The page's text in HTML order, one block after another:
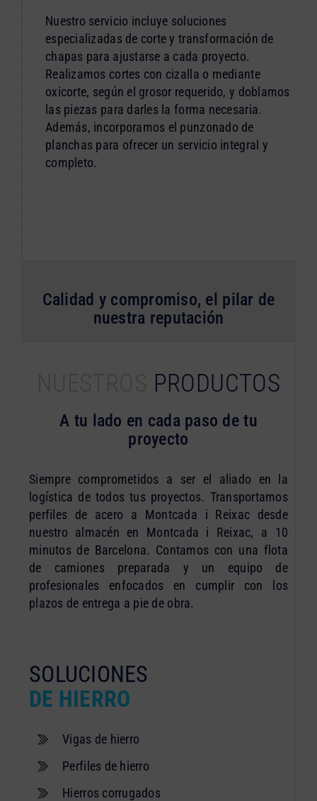
Nuestro servicio incluye soluciones
especializadas de corte y transformación de
chapas para ajustarse a cada proyecto.
Realizamos cortes con cizalla o mediante
oxicorte, según el grosor requerido, y doblamos
las piezas para darles la forma necesaria.
Además, incorporamos el punzonado de
planchas para ofrecer un servicio integral y
completo.
Calidad y compromiso, el pilar de
nuestra reputación
PRODUCTOS
A tu lado en cada paso de tu
proyecto
Siempre comprometidos a ser el aliado en la
logística de todos tus proyectos. Transportamos
perfiles de acero a Montcada i Reixac desde
nuestro almacén en Montcada i Reixac, a 10
minutos de Barcelona. Contamos con una flota
de camiones preparada y un equipo de
profesionales enfocados en cumplir con los
plazos de entrega a pie de obra.
SOLUCIONES
DE HIERRO
Vigas de hierro
Perfiles de hierro
Hierros corrugados